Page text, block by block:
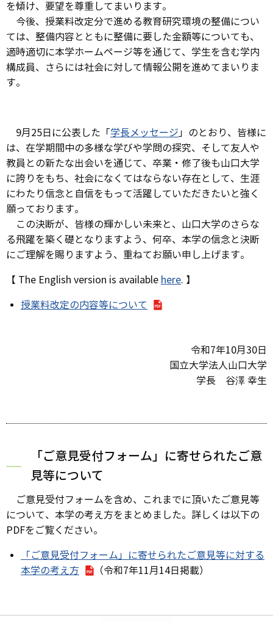
を傾け、要望を尊重してまいります。
今後、授業料改定分で進める教育研究環境の整備につい
ては、整備内容とともに整備に要した金額等についても、
適時適切に本学ホームページ等を通じて、学生を含む学内
構成員、さらには社会に対して情報公開を進めてまいりま
す。
9月25日に公表した「 学長メッセージ」のとおり、皆様に
は、在学期間中の多様な学びや学問の探究、そして友人や
教員との新たな出会いを通じて、卒業・修了後も山口大学
に誇りをもち、社会になくてはならない存在として、生涯
にわたり信念と自信をもって活躍していただきたいと強く
願っております。
この決断が、皆様の輝かしい未来と、山口大学のさらな
る飛躍を築く礎となりますよう、何卒、本学の信念と決断
にご理解を賜りますよう、重ねてお願い申し上げます。
【 The English version is available here. 】
授業料改定の内容等について
令和7年10月30日
国立大学法人山口大学
学長 谷澤 幸生
「ご意見受付フォーム」に寄せられたご意
見等について
ご意見受付フォームを含め、これまでに頂いたご意見等
について、本学の考え方をまとめました。詳しくは以下の
PDFをご覧ください。
「ご意見受付フォーム」に寄せられたご意見等に対する
本学の考え方
（令和7年11月14日掲載）